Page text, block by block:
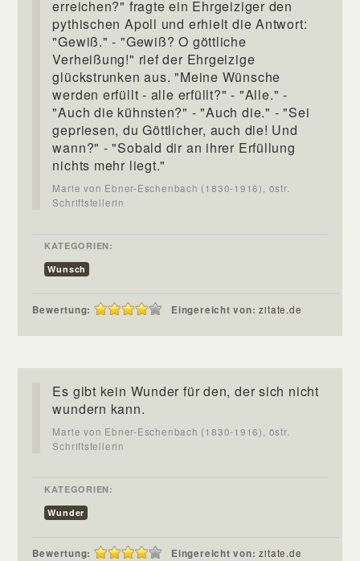
erreichen?" fragte ein Ehrgeiziger den
pythischen Apoll und erhielt die Antwort:
"Gewiß." - "Gewiß? O göttliche
Verheißung!" rief der Ehrgeizige
glückstrunken aus. "Meine Wünsche
werden erfüllt - alle erfüllt?" - "Alle." -
"Auch die kühnsten?" - "Auch die." - "Sei
gepriesen, du Göttlicher, auch die! Und
wann?" - "Sobald dir an ihrer Erfüllung
nichts mehr liegt."
Marie von Ebner-Eschenbach (1830-1916), östr.
Schriftstellerin
KATEGORIEN:
Wunsch
Bewertung: Eingereicht von:zitate.de
Es gibt kein Wunder für den, der sich nicht
wundern kann.
Marie von Ebner-Eschenbach (1830-1916), östr.
Schriftstellerin
KATEGORIEN:
Wunder
Bewertung: Eingereicht von:zitate.de